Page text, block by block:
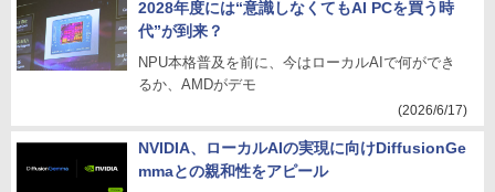
2028年度には“意識しなくてもAI PCを買う時
代”が到来？
NPU本格普及を前に、今はローカルAIで何ができ
るか、AMDがデモ
(2026/6/17)
NVIDIA、ローカルAIの実現に向けDiffusionGe
mmaとの親和性をアピール